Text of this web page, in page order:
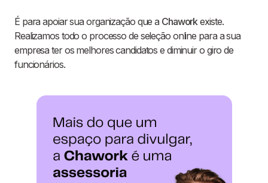
É para apoiar sua organização que a Chaworkexiste.
Realizamos todo o processo de seleção online para a sua
empresa ter os melhores candidatos e diminuir o giro de
funcionários.